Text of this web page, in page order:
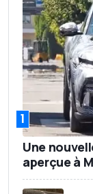
1
Une
aperçue à